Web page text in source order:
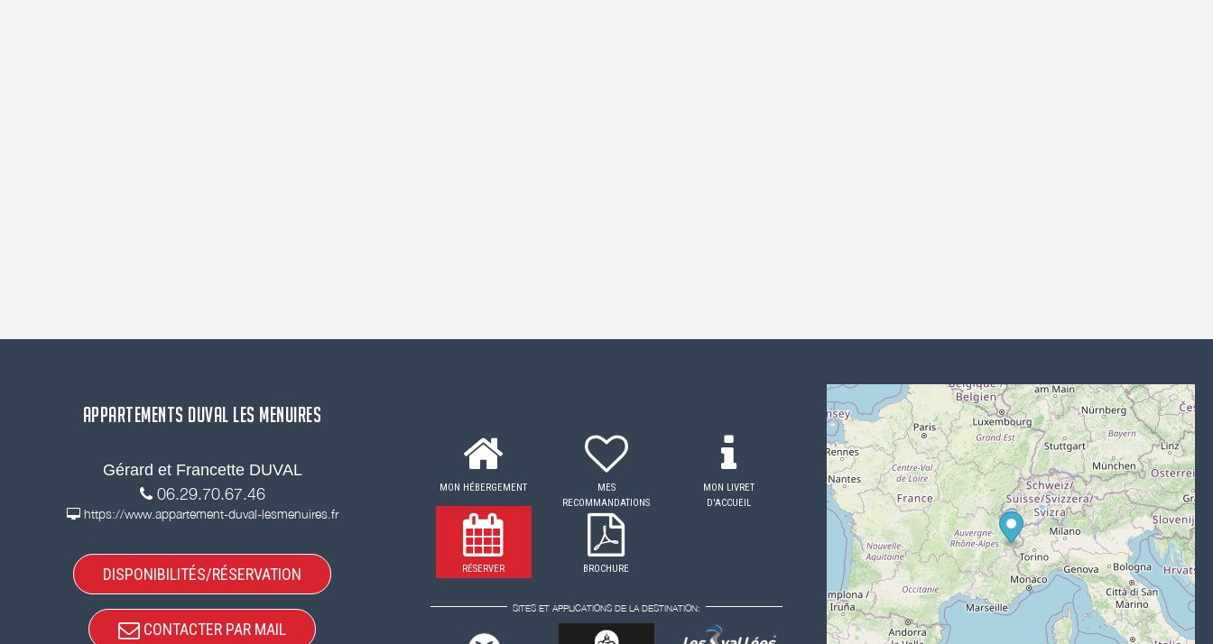
APPARTEMENTS DUVAL LES MENUIRES
Gérard et Francette DUVAL
06.29.70.67.46
https://www.appartement-duval-lesmenuires.fr
DISPONIBILITÉS/RÉSERVATION
CONTACTER PAR MAIL
MON HÉBERGEMENT
MES
RECOMMANDATIONS
MON LIVRET
D'ACCUEIL
RÉSERVER BROCHURE
SITES ET APPLICATIONS DE LA DESTINATION: